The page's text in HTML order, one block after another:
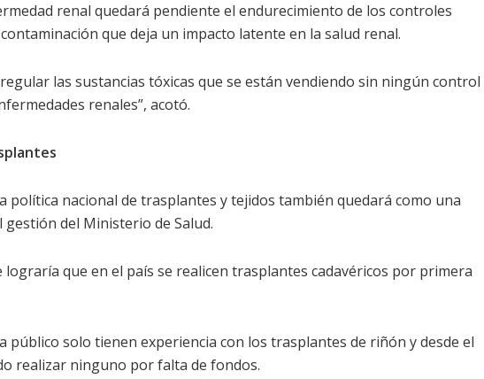
renal quedará pendiente el endurecimiento de los controles
que deja un impacto latente en la salud renal.
las sustancias tóxicas que se están vendiendo sin ningún control
renales”, acotó.
política nacional de trasplantes y tejidos también quedará como una
del Ministerio de Salud.
lograría que en el país se realicen trasplantes cadavéricos por primera
público solo tienen experiencia con los trasplantes de riñón y desde el
realizar ninguno por falta de fondos.